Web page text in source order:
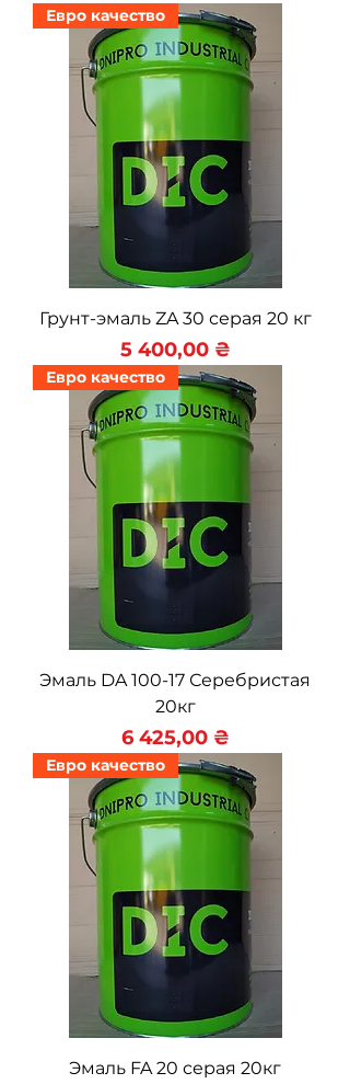
Евро качество
Грунт-эмаль ZA 30 серая 20 кг
Цена
5 400,00 ₴
Евро качество
Эмаль DA 100-17 Серебристая
20кг
Цена
6 425,00 ₴
Евро качество
Эмаль FA 20 серая 20кг